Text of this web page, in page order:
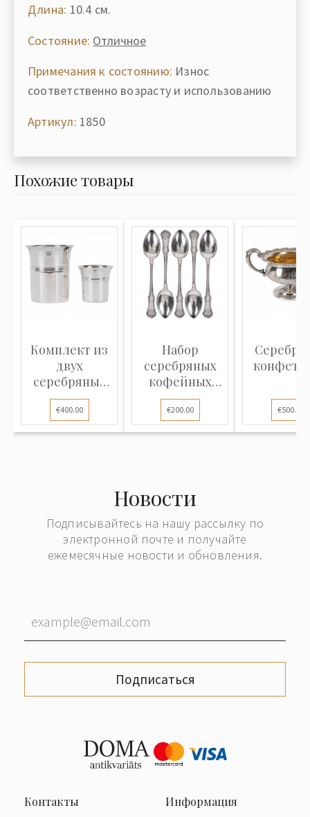
Длина: 10.4 см.
Состояние: Отличное
Примечания к состоянию: Износ
соответственно возрасту и использованию
Артикул: 1850
Похожие товары
Комплект из
двух
серебряных
стопок
€400.00
Набор
серебряных
кофейных
ложек, 5 шт.
€200.00 €500.00
Новости
Подписывайтесь на нашу рассылку по
электронной почте и получайте
ежемесячные новости и обновления.
Подписаться